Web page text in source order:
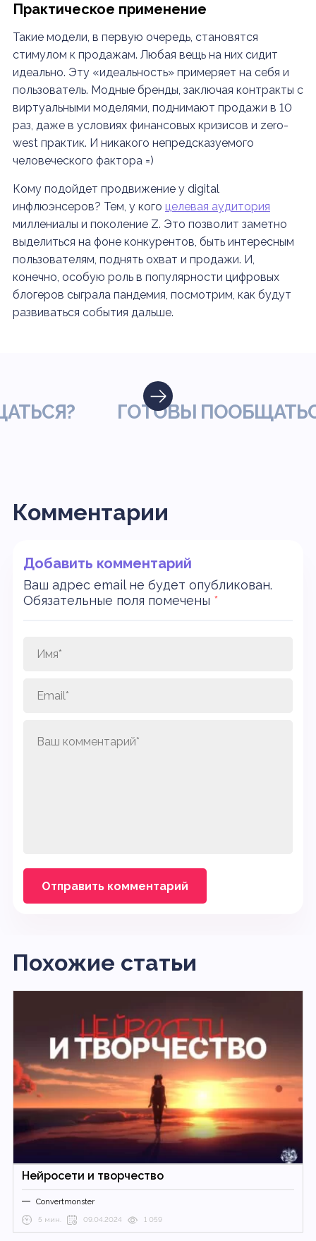
Практическое применение
Такие модели, в первую очередь, становятся
стимулом к продажам. Любая вещь на них сидит
идеально. Эту «идеальность» примеряет на себя и
пользователь. Модные бренды, заключая контракты с
виртуальными моделями, поднимают продажи в 10
раз, даже в условиях финансовых кризисов и zero-
west практик. И никакого непредсказуемого
человеческого фактора =)
Кому подойдет продвижение у digital
инфлюэнсеров? Тем, у кого целевая аудитория
миллениалы и поколение Z. Это позволит заметно
выделиться на фоне конкурентов, быть интересным
пользователям, поднять охват и продажи. И,
конечно, особую роль в популярности цифровых
блогеров сыграла пандемия, посмотрим, как будут
развиваться события дальше.
ГОТОВЫ ПООБЩАТЬСЯ?
Комментарии
Добавить комментарий
Ваш адрес email не будет опубликован.
Обязательные поля помечены *
Похожие статьи
Нейросети и творчество
Convertmonster
5 мин. 09.04.2024 1 059